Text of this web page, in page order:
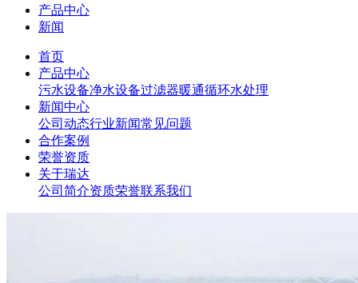
产品中心
新闻
首页
产品中心
污水设备净水设备过滤器暖通循环水处理
新闻中心
公司动态行业新闻常见问题
合作案例
荣誉资质
关于瑞达
公司简介资质荣誉联系我们